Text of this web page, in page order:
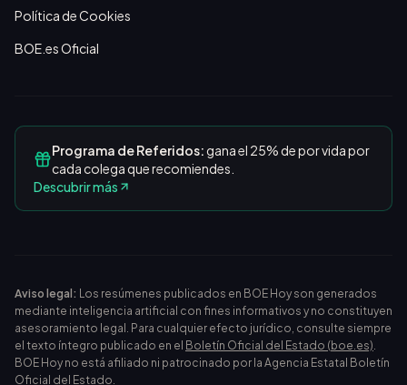
Política de Cookies
BOE.es Oficial
Programa de Referidos:gana el 25% de por vida por
cada colega que recomiendes.
Descubrir más
Aviso legal: Los resúmenes publicados en BOE Hoy son generados
mediante inteligencia artificial con fines informativos y no constituyen
asesoramiento legal. Para cualquier efecto jurídico, consulte siempre
el texto íntegro publicado en el Boletín Oficial del Estado (boe.es).
BOE Hoy no está afiliado ni patrocinado por la Agencia Estatal Boletín
Oficial del Estado.